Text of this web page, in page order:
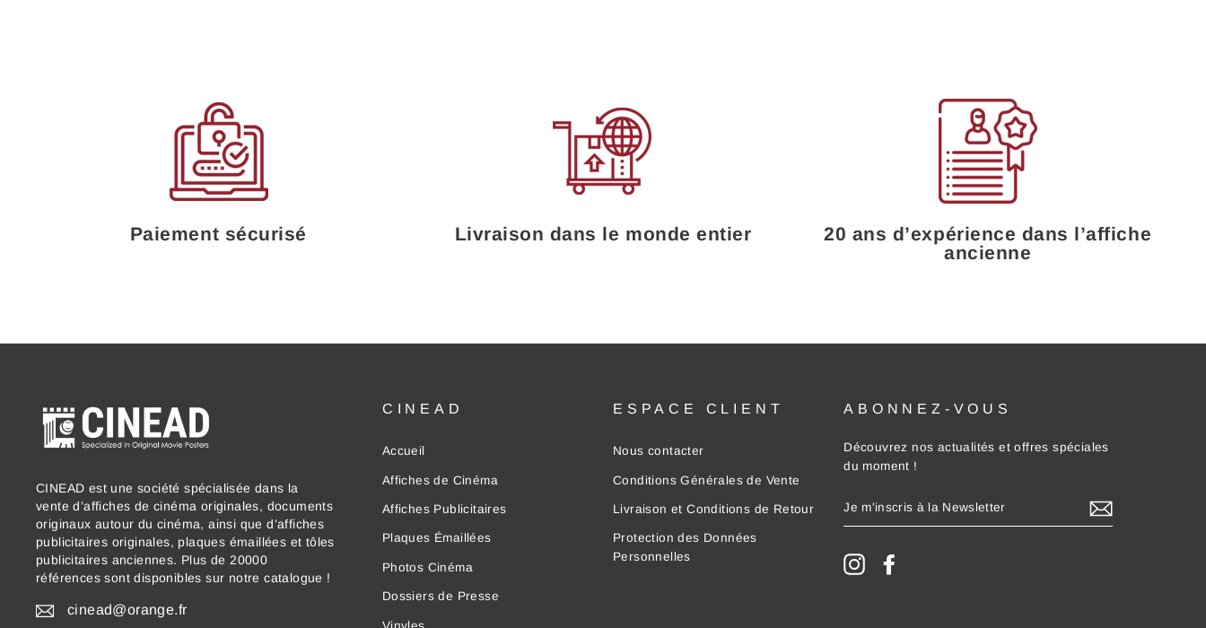
Paiement sécurisé Livraison dans le monde entier
20 ans d’expérience dans l’affiche
ancienne
CINEAD est une société spécialisée dans la
vente d’affiches de cinéma originales, documents
originaux autour du cinéma, ainsi que d’affiches
publicitaires originales, plaques émaillées et tôles
publicitaires anciennes. Plus de 20000
références sont disponibles sur notre catalogue !
cinead@orange.fr
CINEAD
Accueil
Affiches de Cinéma
Affiches Publicitaires
Plaques Émaillées
Photos Cinéma
Dossiers de Presse
ESPACE CLIENT
Nous contacter
Conditions Générales de Vente
Livraison et Conditions de Retour
Protection des Données
Personnelles
ABONNEZ-VOUS
Découvrez nos actualités et offres spéciales
du moment !
M'INSCRIS
À
NEWSLETTER
Instagram